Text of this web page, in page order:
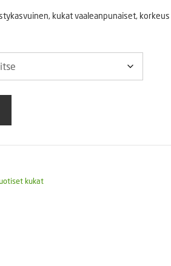
€
€
kukat vaaleanpunaiset,
kukat